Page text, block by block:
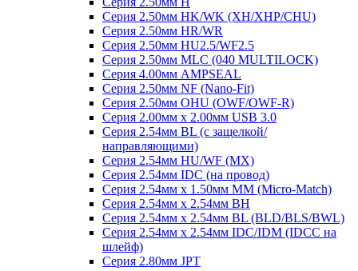
Серия 2.50мм HK/WK (XH/XHP/CHU)
Серия 2.50мм HR/WR
Серия 2.50мм HU2.5/WF2.5
Серия 2.50мм MLC (040 MULTILOCK)
Серия 4.00мм AMPSEAL
Серия 2.50мм NF (Nano-Fit)
Серия 2.50мм OHU (OWF/OWF-R)
Серия 2.00мм x 2.00мм USB 3.0
Серия 2.54мм BL (с защелкой/
направляющими)
Серия 2.54мм HU/WF (MX)
Серия 2.54мм IDC (на провод)
Серия 2.54мм х 1.50мм MM (Micro-Match)
Серия 2.54мм х 2.54мм BH
Серия 2.54мм х 2.54мм BL (BLD/BLS/BWL)
Серия 2.54мм х 2.54мм IDC/IDM (IDCC на
шлейф)
Серия 2.80мм JPT